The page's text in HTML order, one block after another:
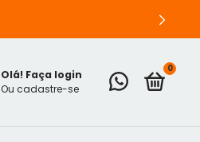
Olá! Faça login
Ou cadastre-se
0